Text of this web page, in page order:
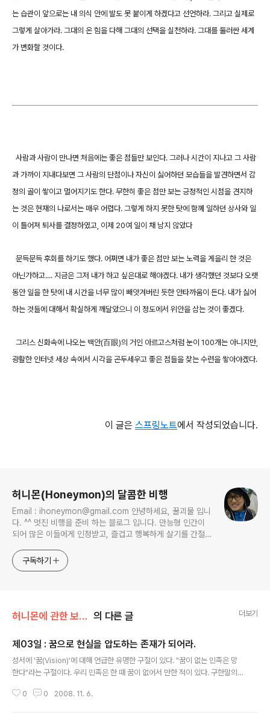
는 습관이 앞으로는 내 의식 안에 발도 못 붙이게 하겠다고 선언하라. 그리고 실제로
그렇게 살아가라. 그대의 온 힘을 다해 그대의 선택을 실천하라. 그대를 둘러싼 세계
가 변화할 것이다.
사람과 사람이 만나면 처음에는 좋은 점들만 보인다. 그러나 시간이 지나고 그 사람
과 가까이 지내다보면 그 사람의 단점이나 자신이 싫어하던 모습들을 발견하면서 감
정의 골이 쌓이고 멀어지기도 한다. 무한히 좋은 점만 보는 긍정적인 시점을 견지하
는 것은 현재의 나로서는 매우 어렵다. 그렇게 하지 못한 탓에 함꼐 일하던 상사와 일
이 틀어져 퇴사를 결정하였고, 이제 20여 일이 채 남지 않았다
문득문득 후회를 하기도 했다. 어쩌면 내가 좋은 점만 보는 노력을 게을리 한 것은
아닌가하고.... 지금은 그저 내가 하고 싶은대로 해야겠다. 내가 생각했던 것보다 오랫
동안 일을 한 탓에 내 시간을 너무 많이 빼앗겨버린 듯한 안타까움이 든다. 내가 싫어
하는 것들에 대해서 확실하게 깨달았으니 이 정도에서 위안을 삼는 것이 좋겠다.
그리스 신화속에 나오는 백안(百眼)의 거인 아르고스처럼 눈이 100개는 아니지만,
광활한 인터넷 세상 속에서 시각을 곤두세우고 좋은 점들을 찾는 수련을 쌓아야겠다.
이 글은 스프링노트에서 작성되었습니다.
허니몬(Honeymon)의 달콤한 비행
Email : ihoneymon@gmail.com 안녕하세요, 꿀괴물 입니
다. ^^ 멋진 비행을 준비 하는 블로그 입니다. 만능형 인간이
되어 많은 이들에게 인정받고, 즐겁고 행복하게 살기를 간절히
지켜봐주세요!! ^^
구독하기
허니몬에 관한 보고서/허니몬의 드림성공노트 의 다른 글 더보기
제03일 : 꿈으로 현실을 압도하는 존재가 되어라.
성서에 '꿈(Vision)'에 대해 언급한 유명한 구절이 있다. "꿈이 없는 민족은 망
한다"라는 구절이다. 우리 민족은 한 때 꿈이 없어서 만한 적이 있다. 구한말의
를 이룩했다. 개인 역시 마찬가지다. 꿈이 없는 사람은 망할 수밖에 없다. 미래에
0 0 2008. 11. 6.